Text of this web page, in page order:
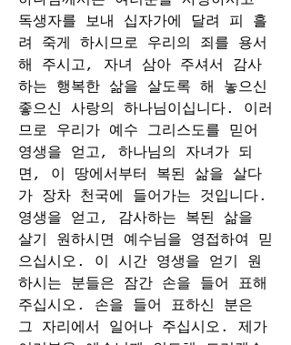
독생자를 보내 십자가에 달려 피 흘
려 죽게 하시므로 우리의 죄를 용서
해 주시고, 자녀 삼아 주셔서 감사
하는 행복한 삶을 살도록 해 놓으신
좋으신 사랑의 하나님이십니다. 이러
므로 우리가 예수 그리스도를 믿어
영생을 얻고, 하나님의 자녀가 되
면, 이 땅에서부터 복된 삶을 살다
가 장차 천국에 들어가는 것입니다.
영생을 얻고, 감사하는 복된 삶을
살기 원하시면 예수님을 영접하여 믿
으십시오. 이 시간 영생을 얻기 원
하시는 분들은 잠간 손을 들어 표해
주십시오. 손을 들어 표하신 분은
그 자리에서 일어나 주십시오. 제가